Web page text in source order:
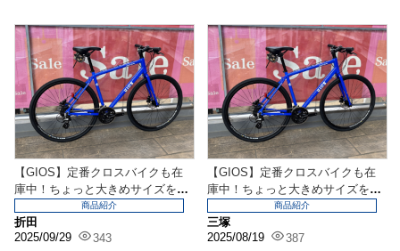
【GIOS】定番クロスバイクも在
庫中！ちょっと大きめサイズをお
探しの方は是非！
折田
2025/09/29
343
商品紹介
【GIOS】定番クロスバイクも在
庫中！ちょっと大きめサイズをお
探しの方は是非！
三塚
2025/08/19
387
商品紹介